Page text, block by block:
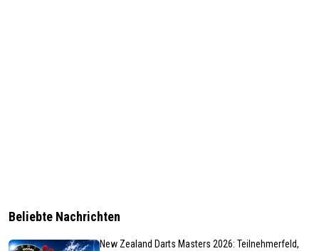
Beliebte Nachrichten
New Zealand Darts Masters 2026: Teilnehmerfeld,